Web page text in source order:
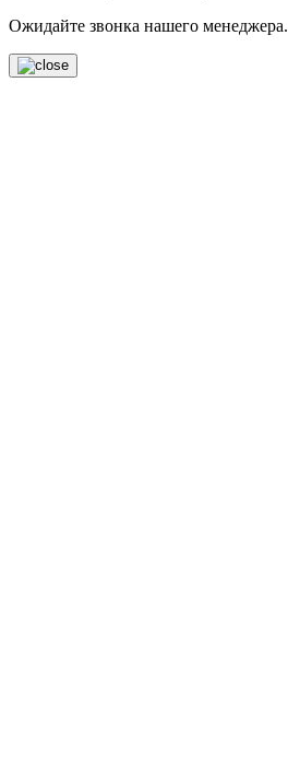
Ожидайте звонка нашего менеджера.